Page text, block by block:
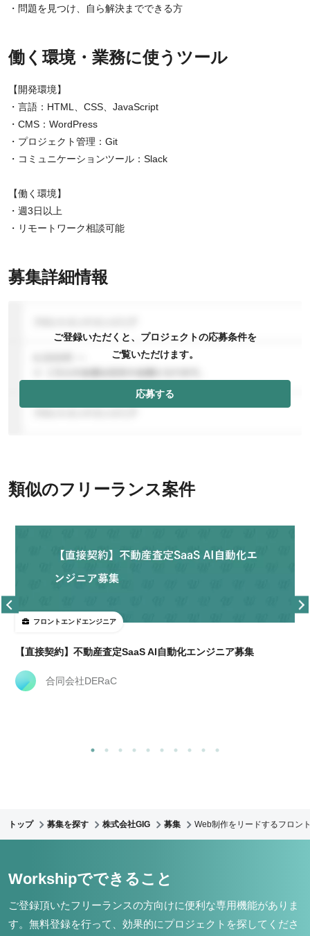
・問題を見つけ、自ら解決までできる方
働く環境・業務に使うツール
【開発環境】
・言語：HTML、CSS、JavaScript
・CMS：WordPress
・プロジェクト管理：Git
・コミュニケーションツール：Slack
【働く環境】
・週3日以上
・リモートワーク相談可能
募集詳細情報
ご登録いただくと、プロジェクトの応募条件を
ご覧いただけます。
応募する
類似のフリーランス案件
フロントエンドエンジニア
【直接契約】不動産査定SaaS AI自動化エンジニア募集
合同会社DERaC
トップ 募集を探す 株式会社GIG 募集 Web制作をリードするフロン
Workshipでできること
ご登録頂いたフリーランスの方向けに便利な専用機能がありま
す。 無料登録を行って、効果的にプロジェクトを探してくださ